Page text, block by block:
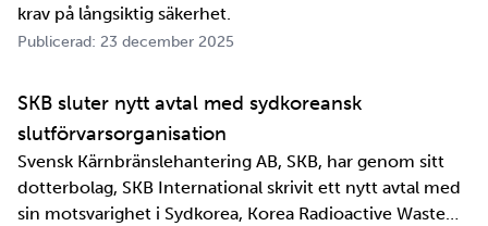
krav på långsiktig säkerhet.
Publicerad: 23 december 2025
SKB sluter nytt avtal med sydkoreansk
slutförvarsorganisation
Svensk Kärnbränslehantering AB, SKB, har genom sitt
dotterbolag, SKB International skrivit ett nytt avtal med
sin motsvarighet i Sydkorea, Korea Radioactive Waste